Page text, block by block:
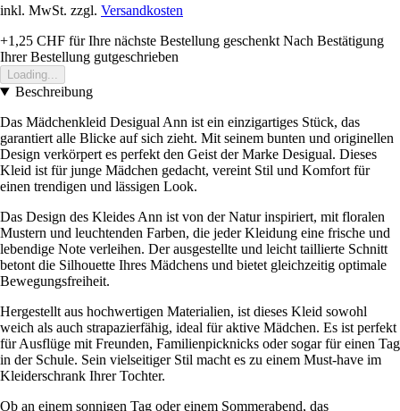
inkl. MwSt. zzgl. Versandkosten
+1,25 CHF für Ihre nächste Bestellung geschenkt Nach Bestätigung
Ihrer Bestellung gutgeschrieben
Loading...
Beschreibung
Das Mädchenkleid Desigual Ann ist ein einzigartiges Stück, das
garantiert alle Blicke auf sich zieht. Mit seinem bunten und originellen
Design verkörpert es perfekt den Geist der Marke Desigual. Dieses
Kleid ist für junge Mädchen gedacht, vereint Stil und Komfort für
einen trendigen und lässigen Look.
Das Design des Kleides Ann ist von der Natur inspiriert, mit floralen
Mustern und leuchtenden Farben, die jeder Kleidung eine frische und
lebendige Note verleihen. Der ausgestellte und leicht taillierte Schnitt
betont die Silhouette Ihres Mädchens und bietet gleichzeitig optimale
Bewegungsfreiheit.
Hergestellt aus hochwertigen Materialien, ist dieses Kleid sowohl
weich als auch strapazierfähig, ideal für aktive Mädchen. Es ist perfekt
für Ausflüge mit Freunden, Familienpicknicks oder sogar für einen Tag
in der Schule. Sein vielseitiger Stil macht es zu einem Must-have im
Kleiderschrank Ihrer Tochter.
Ob an einem sonnigen Tag oder einem Sommerabend, das